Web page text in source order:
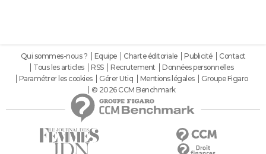
Qui sommes-nous ? Equipe Charte éditoriale Publicité
Contact
Tous les articles
RSS Recrutement
Données personnelles
Paramétrer les cookies
Gérer Utiq Mentions légales
Groupe Figaro
© 2026 CCM Benchmark